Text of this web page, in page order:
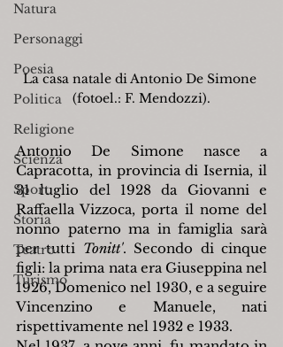
Natura
Personaggi
Poesia
Politica
Religione
Scienza
Sport
Storia
Teatro
Turismo
La casa natale di Antonio De Simone
(fotoel.: F. Mendozzi).
Antonio De Simone nasce a
Capracotta, in provincia di Isernia, il
31 luglio del 1928 da Giovanni e
Raffaella Vizzoca, porta il nome del
nonno paterno ma in famiglia sarà
per tutti Tonitt'. Secondo di cinque
figli: la prima nata era Giuseppina nel
1926, Domenico nel 1930, e a seguire
Vincenzino e Manuele, nati
rispettivamente nel 1932 e 1933.